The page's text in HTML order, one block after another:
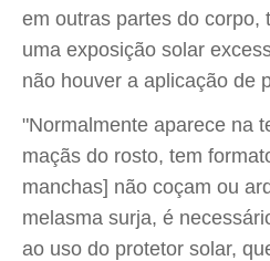
em outras partes do corpo,
uma exposição solar
não houver a aplicação de
"Normalmente aparece na
maçãs do rosto, tem
manchas] não coçam ou
melasma surja, é
ao uso do protetor solar,